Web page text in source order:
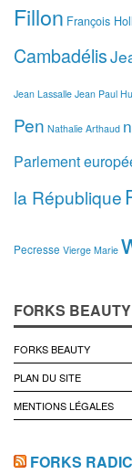
Fillon François
Cambadélis
Jean Lassalle Jean Paul
Pen Nathalie Arthaud
Parlement
la République
Pecresse Vierge Marie
FORKS BEAUTY
FORKS BEAUTY
PLAN DU SITE
MENTIONS LÉGALES
FORKS